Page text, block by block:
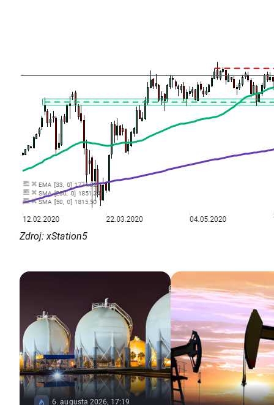
Zdroj: xStation5
6. augusta 2026, 17:19